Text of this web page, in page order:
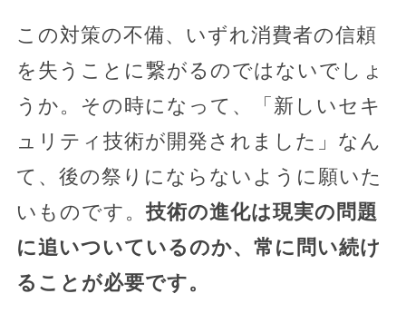
この対策の不備、いずれ消費者の信頼
を失うことに繋がるのではないでしょ
うか。その時になって、「新しいセキ
ュリティ技術が開発されました」なん
て、後の祭りにならないように願いた
いものです。技術の進化は現実の問題
に追いついているのか、常に問い続け
ることが必要です。